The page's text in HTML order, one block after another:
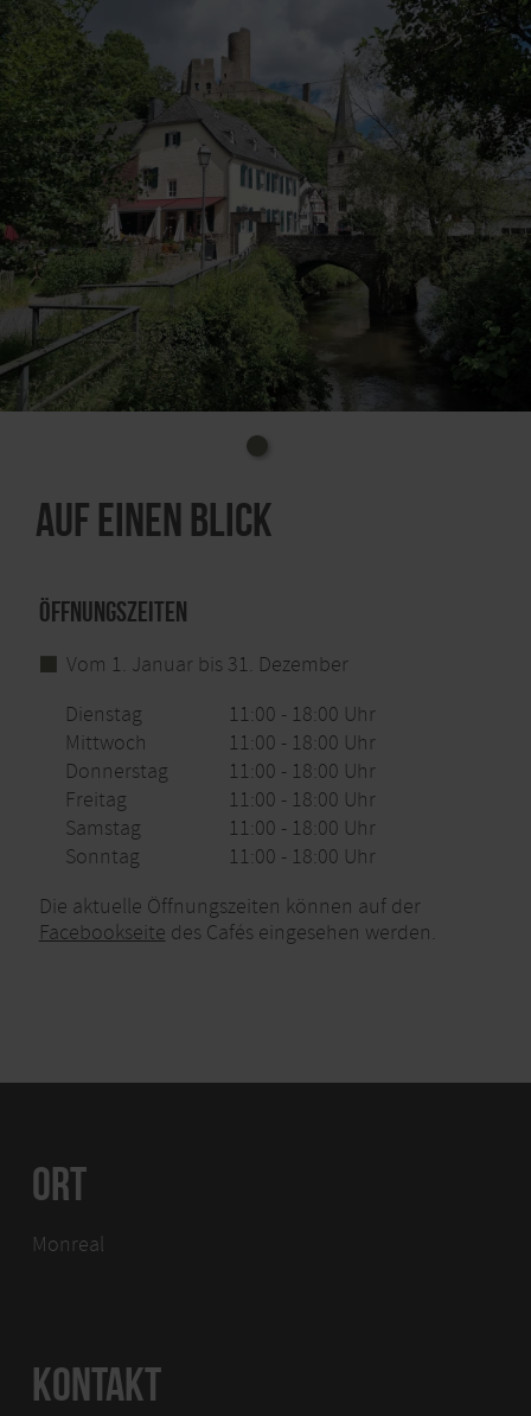
Auf einen Blick
Öffnungszeiten
Vom 1. Januar bis 31. Dezember
Dienstag
11:00 - 18:00 Uhr
Mittwoch
11:00 - 18:00 Uhr
Donnerstag
11:00 - 18:00 Uhr
Freitag
11:00 - 18:00 Uhr
Samstag
11:00 - 18:00 Uhr
Sonntag
11:00 - 18:00 Uhr
Die aktuelle Öffnungszeiten können auf der
Facebookseite des Cafés eingesehen werden.
ORT
Monreal
KONTAKT